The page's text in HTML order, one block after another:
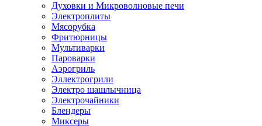
Духовки и Микроволновые печи
Электроплиты
Мясорубка
Фритюрницы
Мультиварки
Пароварки
Аэрогриль
Эллектрогрили
Электро шашлычница
Электрочайники
Блендеры
Миксеры